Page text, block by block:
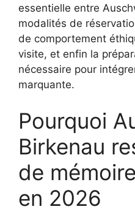
essentielle entre
modalités de
de comportement
visite, et enfin la
nécessaire pour
marquante.
Pourquoi
Birkenau
de
en 2026